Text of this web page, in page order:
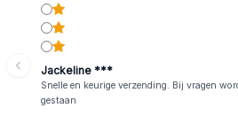
Jackeline ***
Snelle en keurige verzending. Bij vragen
gestaan